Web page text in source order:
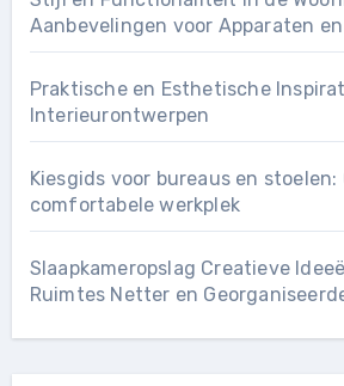
Aanbevelingen voor Apparaten
Praktische en Esthetische
Interieurontwerpen
Kiesgids voor bureaus en stoelen:
comfortabele werkplek
Slaapkameropslag Creatieve
Ruimtes Netter en